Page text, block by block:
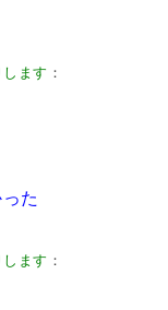
ます ：
た
ます ：